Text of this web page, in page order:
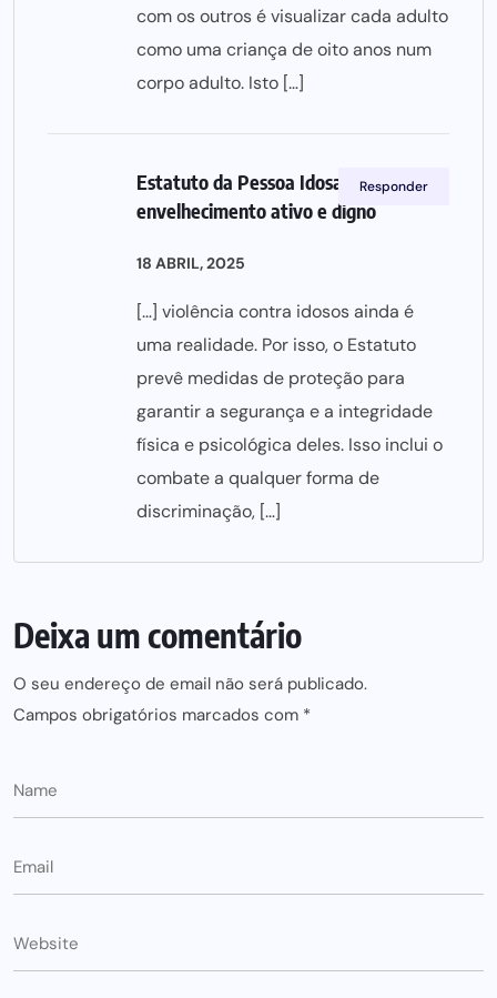
com os outros é visualizar cada adulto
como uma criança de oito anos num
corpo adulto. Isto […]
Estatuto da Pessoa Idosa: promover o
envelhecimento ativo e digno
18 ABRIL, 2025
[…] violência contra idosos ainda é
uma realidade. Por isso, o Estatuto
prevê medidas de proteção para
garantir a segurança e a integridade
física e psicológica deles. Isso inclui o
combate a qualquer forma de
discriminação, […]
Responder
Deixa um comentário
O seu endereço de email não será publicado.
Campos obrigatórios marcados com *